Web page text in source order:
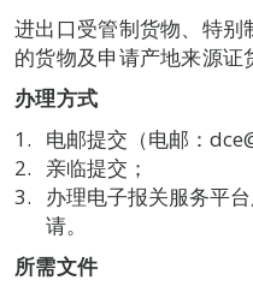
进出口受管制货物、特
的货物及申请产地来源证
办理方式
电邮提交（电邮：
亲临提交；
办理电子报关服务平
请。
所需文件